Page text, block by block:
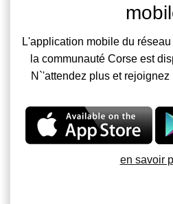
L'application mobile du
la communauté Corse est
N`'attendez plus et
en savoir